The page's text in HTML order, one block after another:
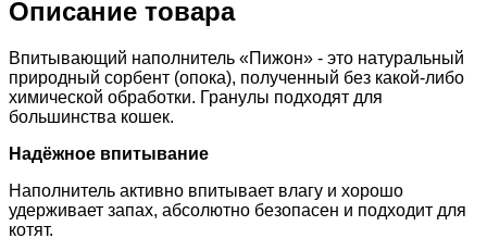
Описание товара
Впитывающий наполнитель «Пижон» - это натуральный
природный сорбент (опока), полученный без какой-либо
химической обработки. Гранулы подходят для
большинства кошек.
Надёжное впитывание
Наполнитель активно впитывает влагу и хорошо
удерживает запах, абсолютно безопасен и подходит для
котят.